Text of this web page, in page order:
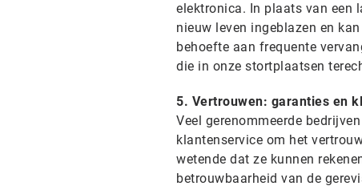
elektronica. In plaats van een
nieuw leven ingeblazen en
behoefte aan frequente
die in onze stortplaatsen
5. Vertrouwen: garanties en
Veel gerenommeerde
klantenservice om het
wetende dat ze kunnen
betrouwbaarheid van de